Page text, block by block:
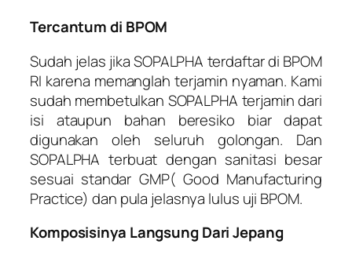
Tercantum di BPOM
Sudah jelas jika SOPALPHA terdaftar di BPOM
RI karena memanglah terjamin nyaman. Kami
sudah membetulkan SOPALPHA terjamin dari
isi ataupun bahan beresiko biar dapat
digunakan oleh seluruh golongan. Dan
SOPALPHA terbuat dengan sanitasi besar
sesuai standar GMP( Good Manufacturing
Practice) dan pula jelasnya lulus uji BPOM.
Komposisinya Langsung Dari Jepang